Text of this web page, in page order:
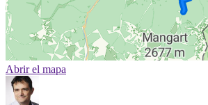
Abrir el mapa